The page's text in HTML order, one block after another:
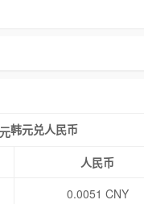
韩元兑人民币
人民币
0.0051 CNY